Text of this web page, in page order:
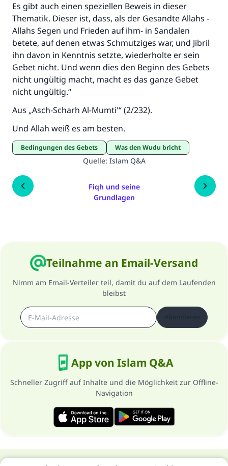
Es gibt auch einen speziellen Beweis in dieser
Thematik. Dieser ist, dass, als der Gesandte Allahs -
Allahs Segen und Frieden auf ihm- in Sandalen
betete, auf denen etwas Schmutziges war, und Jibril
ihn davon in Kenntnis setzte, wiederholte er sein
Gebet nicht. Und wenn dies den Beginn des Gebets
nicht ungültig macht, macht es das ganze Gebet
nicht ungültig.“
Aus „Asch-Scharh Al-Mumti'“ (2/232).
Und Allah weiß es am besten.
Bedingungen des Gebets Was den Wudu bricht
Quelle: Islam Q&A
Fiqh und seine
Grundlagen
Teilnahme an Email-Versand
Nimm am Email-Verteiler teil, damit du auf dem Laufenden
bleibst
App von Islam Q&A
Schneller Zugriff auf Inhalte und die Möglichkeit zur Offline-
Navigation